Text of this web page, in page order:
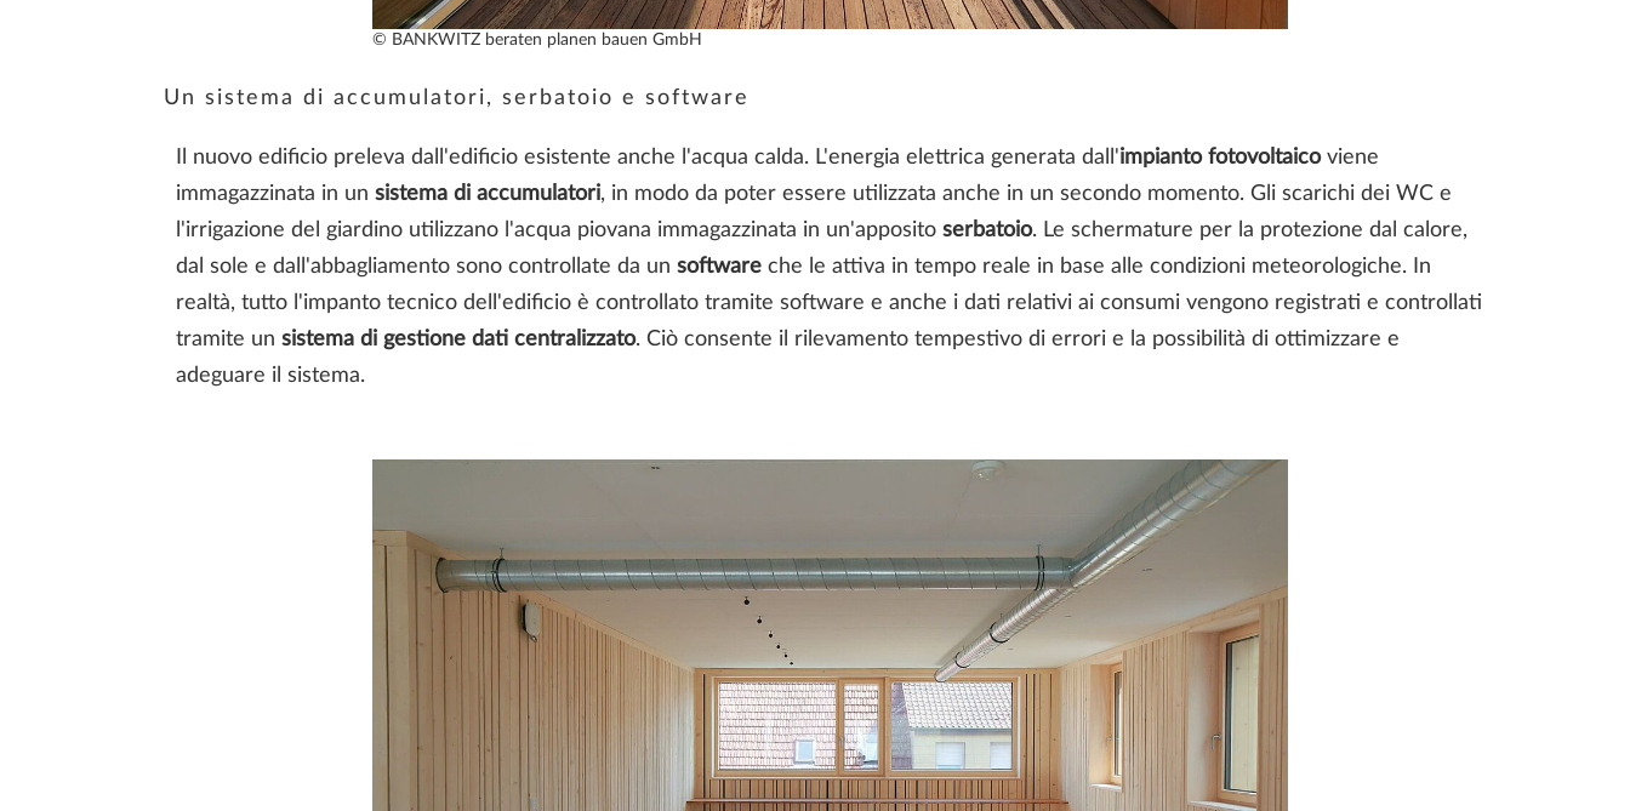
© BANKWITZ beraten planen bauen GmbH
Un sistema di accumulatori, serbatoio e software
Il nuovo edificio preleva dall'edificio esistente anche l'acqua calda. L'energia elettrica generata dall'impianto fotovoltaicoviene
immagazzinata in un sistema di accumulatori, in modo da poter essere utilizzata anche in un secondo momento. Gli scarichi dei WC e
l'irrigazione del giardino utilizzano l'acqua piovana immagazzinata in un'apposito serbatoio. Le schermature per la protezione dal calore,
dal sole e dall'abbagliamento sono controllate da un software che le attiva in tempo reale in base alle condizioni meteorologiche. In
realtà, tutto l'impanto tecnico dell'edificio è controllato tramite software e anche i dati relativi ai consumi vengono registrati e controllati
tramite un sistema di gestione dati centralizzato. Ciò consente il rilevamento tempestivo di errori e la possibilità di ottimizzare e
adeguare il sistema.